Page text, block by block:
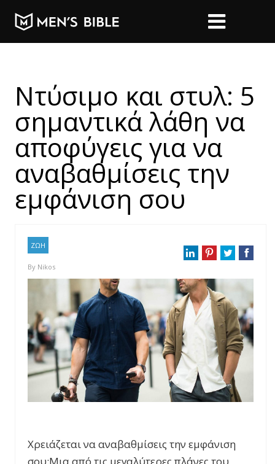
Ντύσιμο και στυλ: 5
σημαντικά λάθη να
αποφύγεις για να
αναβαθμίσεις την
εμφάνιση σου
ΖΩΗ
By Nikos
Χρειάζεται να αναβαθμίσεις την εμφάνιση